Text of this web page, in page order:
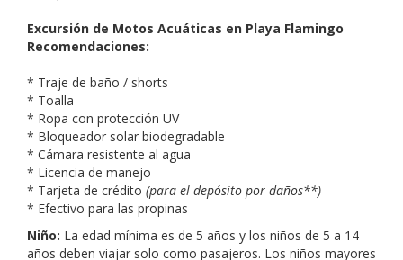
Excursión de Motos Acuáticas en Playa Flamingo
Recomendaciones:
* Traje de baño / shorts
* Toalla
* Ropa con protección UV
* Bloqueador solar biodegradable
* Cámara resistente al agua
* Licencia de manejo
* Tarjeta de crédito (para el depósito por daños**)
* Efectivo para las propinas
Niño: La edad mínima es de 5 años y los niños de 5 a 14
años deben viajar solo como pasajeros. Los niños mayores